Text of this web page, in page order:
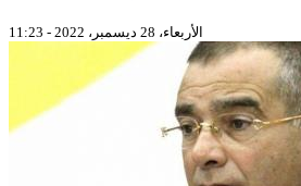
الأربعاء، 28 ديسمبر، 2022 - 11:23